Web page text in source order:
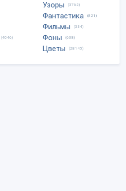
(4046)
Узоры (3762)
Фантастика (821)
Фильмы (334)
Фоны (608)
Цветы (28145)